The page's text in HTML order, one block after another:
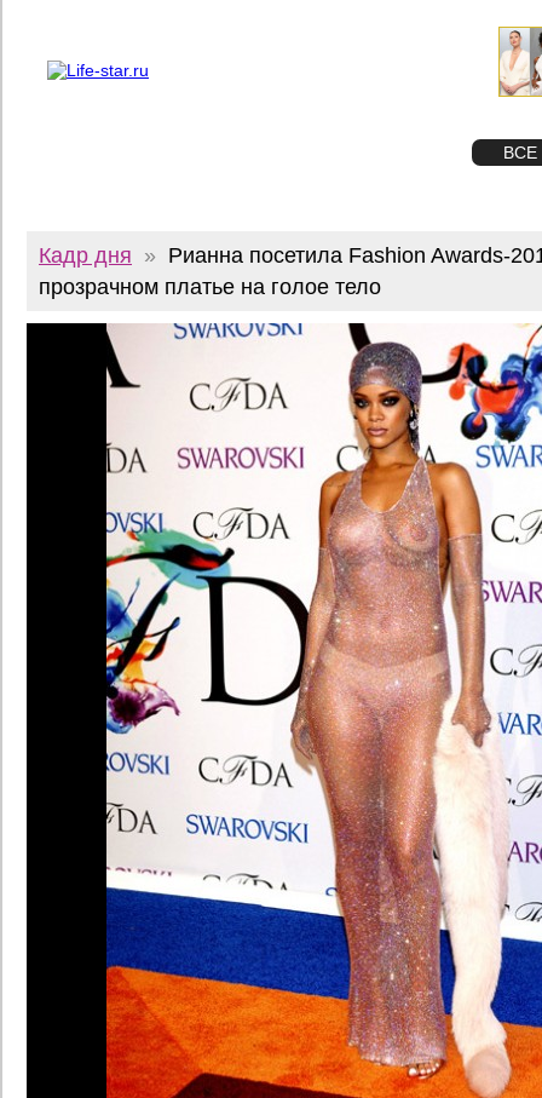
ВСЕ
Кадр дня » Рианна посетила Fashion Awards-
прозрачном платье на голое тело